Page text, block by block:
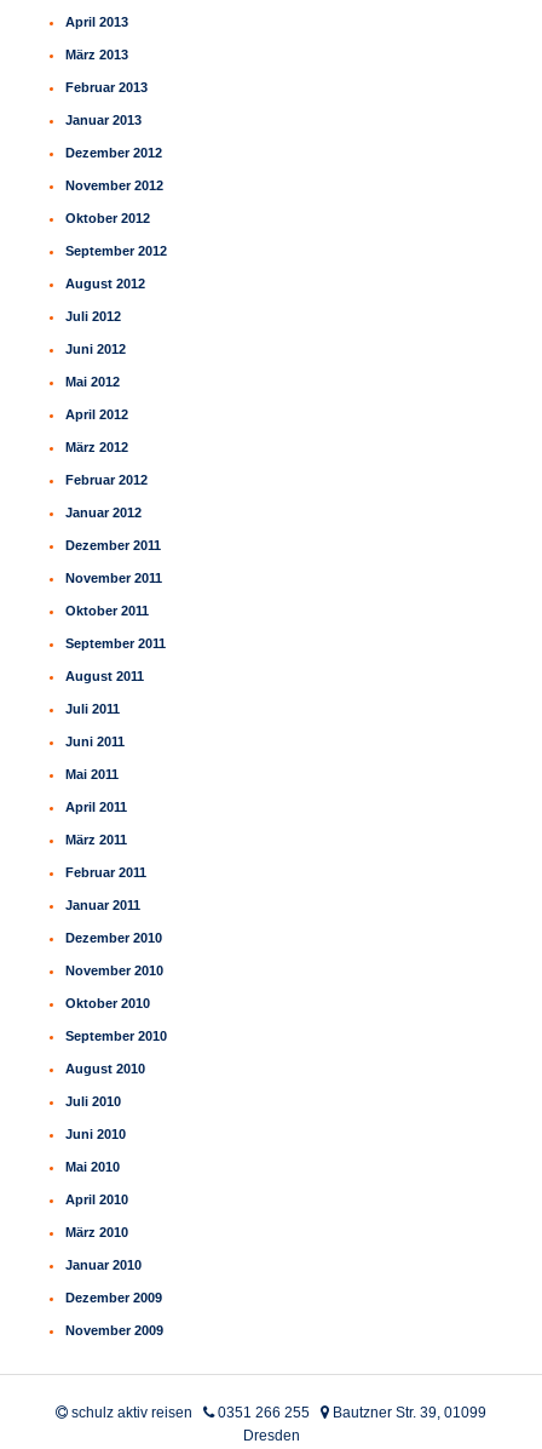
April 2013
März 2013
Februar 2013
Januar 2013
Dezember 2012
November 2012
Oktober 2012
September 2012
August 2012
Juli 2012
Juni 2012
Mai 2012
April 2012
März 2012
Februar 2012
Januar 2012
Dezember 2011
November 2011
Oktober 2011
September 2011
August 2011
Juli 2011
Juni 2011
Mai 2011
April 2011
März 2011
Februar 2011
Januar 2011
Dezember 2010
November 2010
Oktober 2010
September 2010
August 2010
Juli 2010
Juni 2010
Mai 2010
April 2010
März 2010
Januar 2010
Dezember 2009
November 2009
schulz aktiv reisen 0351 266 255
Bautzner Str. 39, 01099
Dresden